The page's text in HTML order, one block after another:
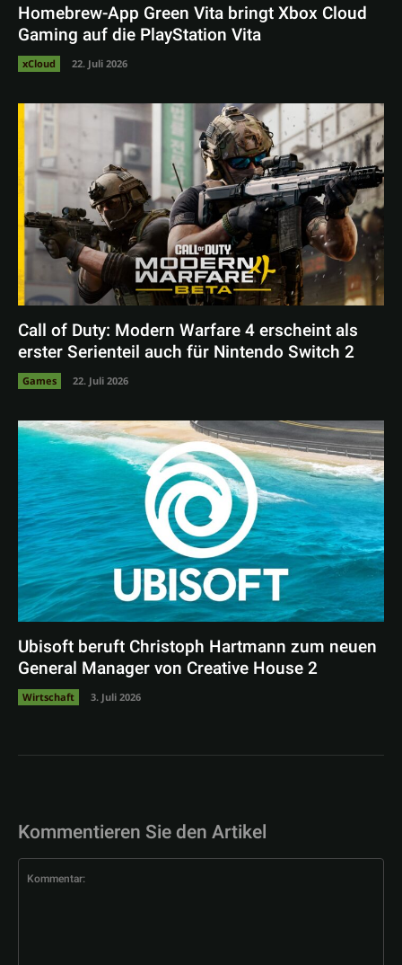
Homebrew-App Green Vita bringt Xbox Cloud
Gaming auf die PlayStation Vita
xCloud 22. Juli 2026
Call of Duty: Modern Warfare 4 erscheint als
erster Serienteil auch für Nintendo Switch 2
Games 22. Juli 2026
Ubisoft beruft Christoph Hartmann zum neuen
General Manager von Creative House 2
Wirtschaft 3. Juli 2026
Kommentieren Sie den Artikel